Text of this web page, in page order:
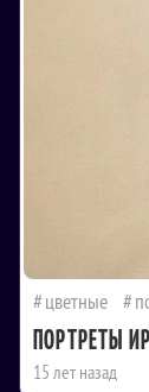
цветные
ПОРТРЕТЫ
15 лет назад